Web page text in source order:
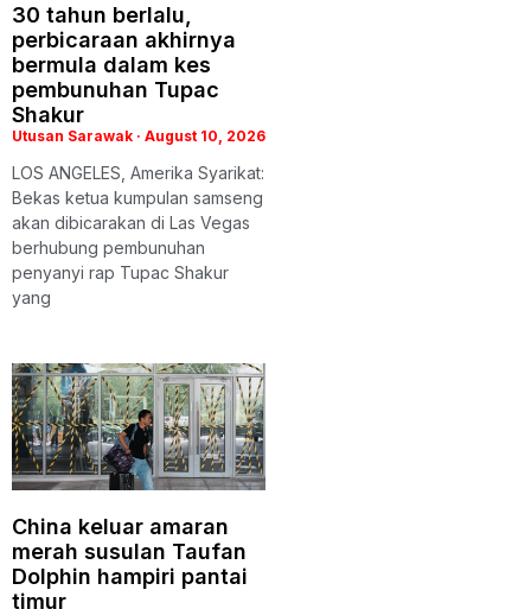
30 tahun berlalu,
perbicaraan akhirnya
bermula dalam kes
pembunuhan Tupac
Shakur
Utusan Sarawak August 10, 2026
LOS ANGELES, Amerika Syarikat:
Bekas ketua kumpulan samseng
akan dibicarakan di Las Vegas
berhubung pembunuhan
penyanyi rap Tupac Shakur
yang
China keluar amaran
merah susulan Taufan
Dolphin hampiri pantai
timur